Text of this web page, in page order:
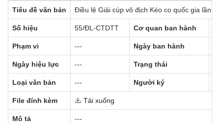
Tiêu đề văn bản Điều lệ Giải cúp vô địch Kéo co quốc gia lần
Số hiệu 55/ĐL-CTDTT Cơ quan ban hành
Phạm vi --- Ngày ban hành
Ngày hiệu lực --- Trạng thái
Loại văn bản --- Người ký
File đính kèm Tải xuống
Mô tả ---